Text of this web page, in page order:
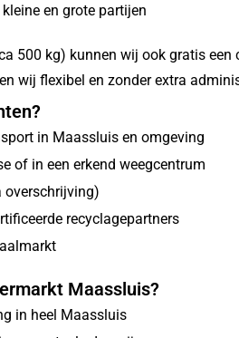
en grote partijen
500 kg) kunnen wij ook gratis een
wij flexibel en zonder extra
in Maassluis en omgeving
of in een erkend weegcentrum
overschrijving)
recyclagepartners
Maassluis?
in heel Maassluis